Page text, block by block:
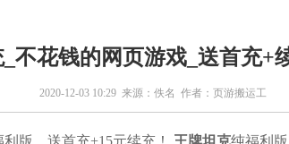
不花钱的网页游戏_送首充+
2020-12-03 10:29 来源： 佚名 作者： 页游搬运工
利版，送首充+15元续充！ 王牌坦克纯福利